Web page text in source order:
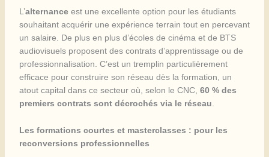
L’alternanceest une excellente option pour les étudiants
souhaitant acquérir une expérience terrain tout en percevant
un salaire. De plus en plus d’écoles de cinéma et de BTS
audiovisuels proposent des contrats d’apprentissage ou de
professionnalisation. C’est un tremplin particulièrement
efficace pour construire son réseau dès la formation, un
atout capital dans ce secteur où, selon le CNC, 60 % des
premiers contrats sont décrochés via le réseau.
Les formations courtes et masterclasses : pour les
reconversions professionnelles